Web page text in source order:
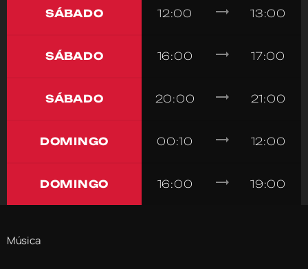
SÁBADO 12:00 trending_flat 13:00
SÁBADO 16:00 trending_flat 17:00
SÁBADO 20:00 trending_flat 21:00
DOMINGO 00:10 trending_flat 12:00
DOMINGO 16:00 trending_flat 19:00
Música